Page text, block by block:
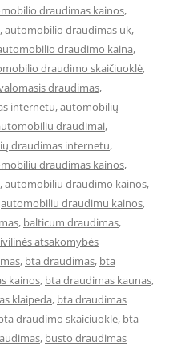
draudimas kainos,
,automobilio draudimas uk,
draudimo kaina,
draudimo skaičiuoklė,
draudimas,
internetu,automobilių
draudimai,
draudimas internetu,
draudimas kainos,
,automobiliu draudimo kainos,
automobiliu draudimu kainos,
, balticum draudimas,
atsakomybės
, bta draudimas, bta
kainos, bta draudimas kaunas,
klaipeda, bta draudimas
draudimo skaiciuokle, bta
, busto draudimas